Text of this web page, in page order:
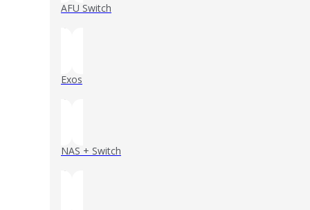
AFU Switch
()
Exos
()
NAS + Switch
()